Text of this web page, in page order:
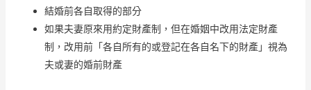
結婚前各自取得的部分
如果夫妻原來用約定財產制，但在婚姻中改用法定財產
制，改用前「各自所有的或登記在各自名下的財產」視為
夫或妻的婚前財產